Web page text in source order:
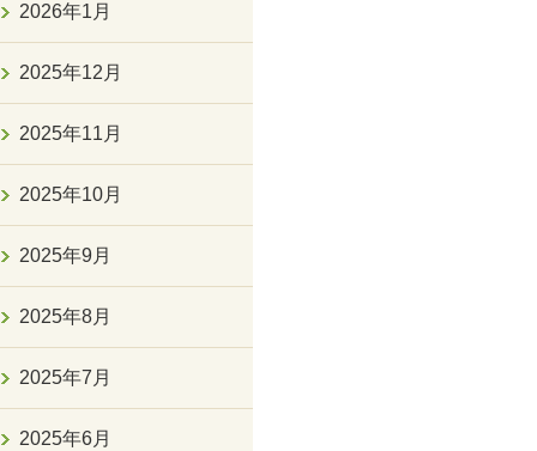
2026年1月
2025年12月
2025年11月
2025年10月
2025年9月
2025年8月
2025年7月
2025年6月